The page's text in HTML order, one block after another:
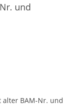
und
alter BAM-Nr. und